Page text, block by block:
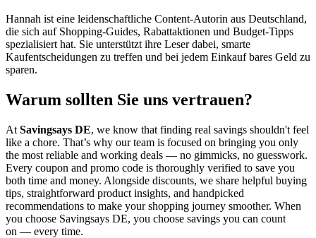
Hannah ist eine leidenschaftliche Content-Autorin aus Deutschland,
die sich auf Shopping-Guides, Rabattaktionen und Budget-Tipps
spezialisiert hat. Sie unterstützt ihre Leser dabei, smarte
Kaufentscheidungen zu treffen und bei jedem Einkauf bares Geld zu
sparen.
Warum sollten Sie uns vertrauen?
At Savingsays DE, we know that finding real savings shouldn't feel
like a chore. That’s why our team is focused on bringing you only
the most reliable and working deals — no gimmicks, no guesswork.
Every coupon and promo code is thoroughly verified to save you
both time and money. Alongside discounts, we share helpful buying
tips, straightforward product insights, and handpicked
recommendations to make your shopping journey smoother. When
you choose Savingsays DE, you choose savings you can count
on — every time.